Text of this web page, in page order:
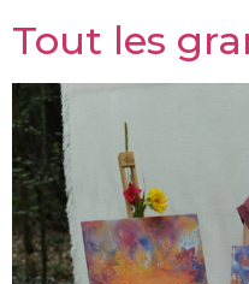
Tout les